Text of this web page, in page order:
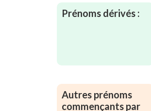
Prénoms dérivés :
Autres prénoms
commençants par